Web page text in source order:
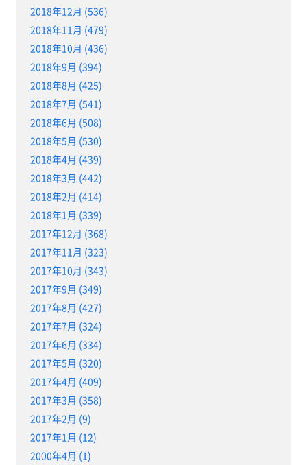
2018年12月 (536)
2018年11月 (479)
2018年10月 (436)
2018年9月 (394)
2018年8月 (425)
2018年7月 (541)
2018年6月 (508)
2018年5月 (530)
2018年4月 (439)
2018年3月 (442)
2018年2月 (414)
2018年1月 (339)
2017年12月 (368)
2017年11月 (323)
2017年10月 (343)
2017年9月 (349)
2017年8月 (427)
2017年7月 (324)
2017年6月 (334)
2017年5月 (320)
2017年4月 (409)
2017年3月 (358)
2017年2月 (9)
2017年1月 (12)
2000年4月 (1)